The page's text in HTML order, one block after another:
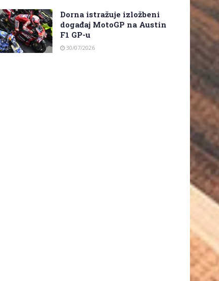
Dorna istražuje izložbeni
događaj MotoGP na Austin
F1 GP-u
30/07/2026